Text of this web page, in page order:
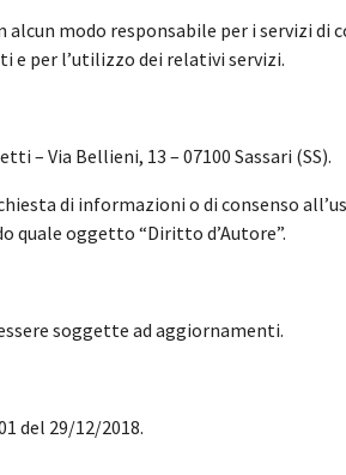
modo responsabile per i servizi
e per l’utilizzo dei relativi servizi.
– Via Bellieni, 13 – 07100 Sassari (SS).
di informazioni o di consenso
quale oggetto “Diritto d’Autore”.
soggette ad aggiornamenti.
del 29/12/2018.